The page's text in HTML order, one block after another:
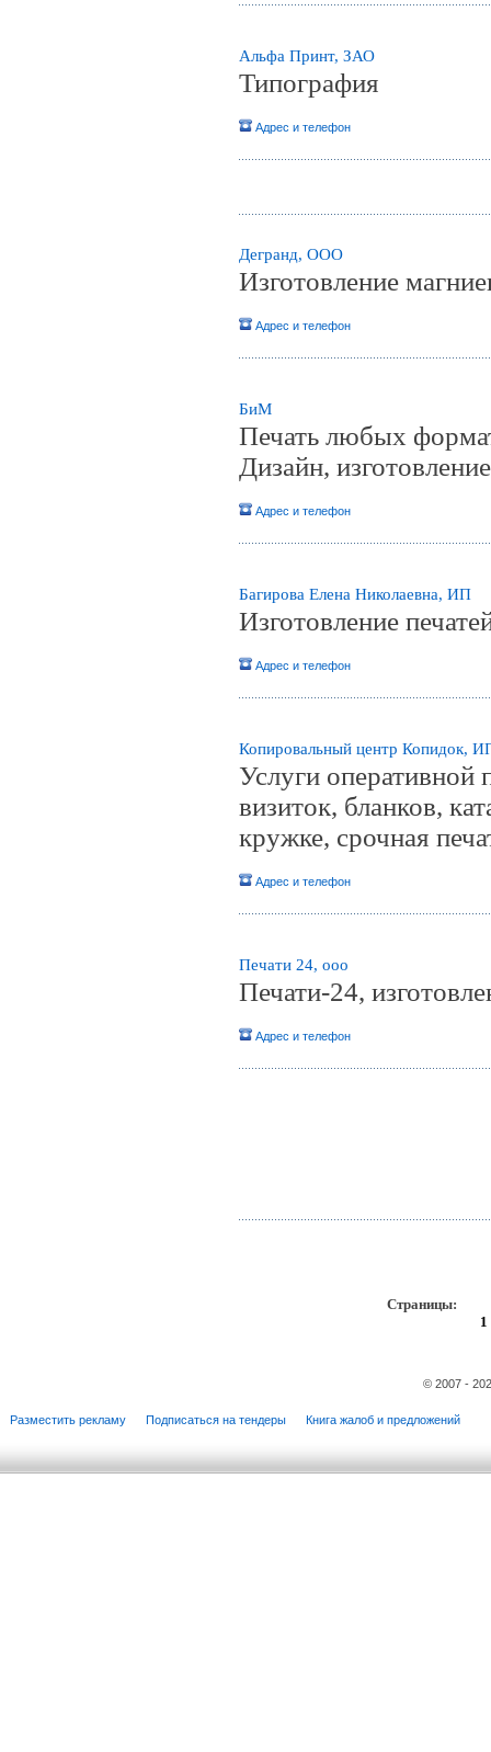
Альфа Принт, ЗАО
Типография
Адрес и телефон
Дегранд, ООО
Изготовление
Адрес и телефон
БиМ
Печать любых
Дизайн,
Адрес и телефон
Багирова Елена Николаевна, ИП
Изготовление
Адрес и телефон
Копировальный центр Копидок,
Услуги оперативной
визиток, бланков,
кружке, срочная
Адрес и телефон
Печати 24, ооо
Печати-24,
Адрес и телефон
Страницы:
1
© 2007 -
Разместить рекламу Подписаться на тендеры Книга жалоб и предложений